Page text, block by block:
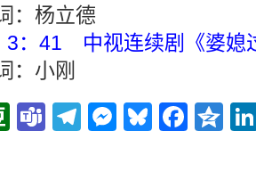
：杨立德
3：41 中视连续剧《婆媳
：小刚
Douban
TeamsTelegramBluesky